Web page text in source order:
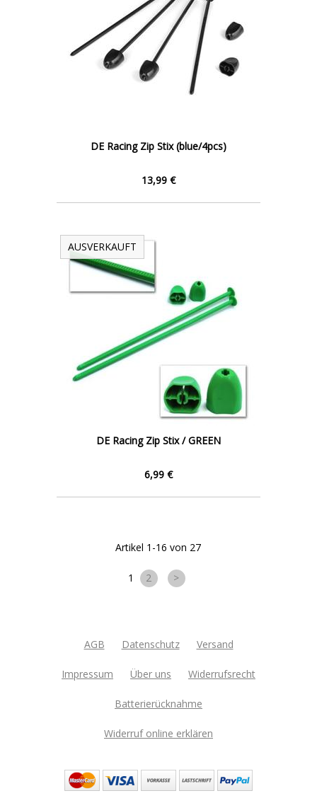
DE Racing Zip Stix (blue/4pcs)
13,99 €
AUSVERKAUFT
DE Racing Zip Stix / GREEN
6,99 €
Artikel 1-16 von 27
1 2 >
AGB Datenschutz Versand
Impressum Über uns Widerrufsrecht
Batterierücknahme
Widerruf online erklären